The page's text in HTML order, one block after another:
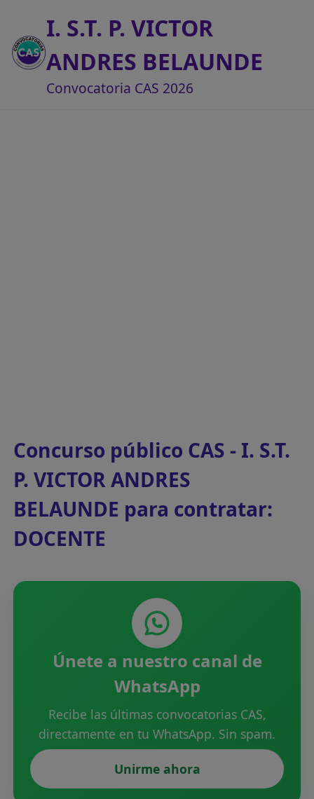
I. S.T. P. VICTOR
ANDRES BELAUNDE
Convocatoria CAS 2026
Concurso público CAS - I. S.T.
P. VICTOR ANDRES
BELAUNDE para contratar:
DOCENTE
Únete a nuestro canal de
WhatsApp
Recibe las últimas convocatorias CAS,
directamente en tu WhatsApp. Sin spam.
Unirme ahora